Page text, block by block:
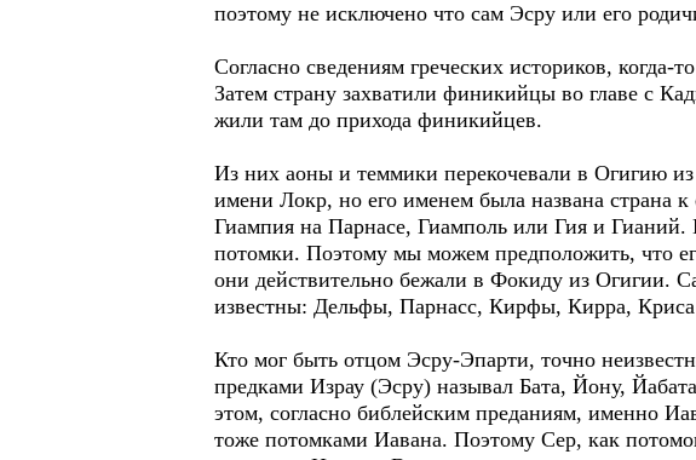
поэтому не исключено что сам Эсру или его
Согласно сведениям греческих историков,
Затем страну захватили финикийцы во главе с
жили там до прихода финикийцев.
Из них аоны и теммики перекочевали в Огигию
имени Локр, но его именем была названа страна
Гиампия на Парнасе, Гиамполь или Гия и Гианий.
потомки. Поэтому мы можем предположить, что
они действительно бежали в Фокиду из Огигии.
известны: Дельфы, Парнасс, Кирфы, Кирра,
Кто мог быть отцом Эсру-Эпарти, точно
предками Израу (Эсру) называл Бата, Йону,
этом, согласно библейским преданиям, именно
тоже потомками Иавана. Поэтому Сер, как